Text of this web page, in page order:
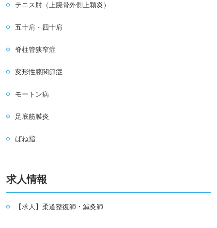
テニス肘（上腕骨外側上顆炎）
五十肩・四十肩
脊柱管狭窄症
変形性膝関節症
モートン病
足底筋膜炎
ばね指
求人情報
【求人】柔道整復師・鍼灸師